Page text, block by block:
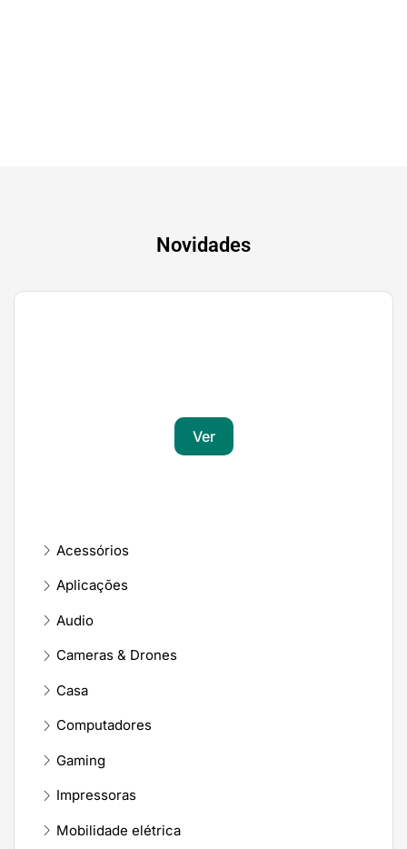
Novidades
Ver
Acessórios
Aplicações
Audio
Cameras & Drones
Casa
Computadores
Gaming
Impressoras
Mobilidade elétrica